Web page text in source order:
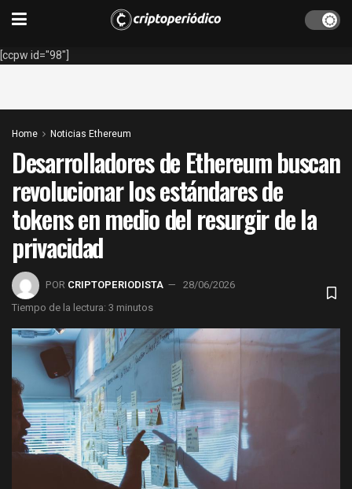
[ccpw id="98"]
Home Noticias Ethereum
Desarrolladores de Ethereum buscan
revolucionar los estándares de
tokens en medio del resurgir de la
privacidad
POR CRIPTOPERIODISTA
28/06/2026
Tiempo de la lectura: 3 minutos